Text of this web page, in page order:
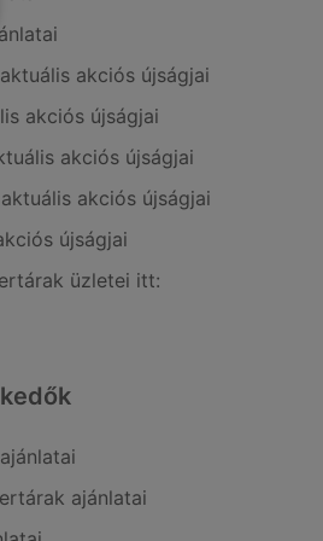
akciós újságjai
akciós újságjai
akciós újságjai
akciós újságjai
újságjai
üzletei itt:
ajánlatai